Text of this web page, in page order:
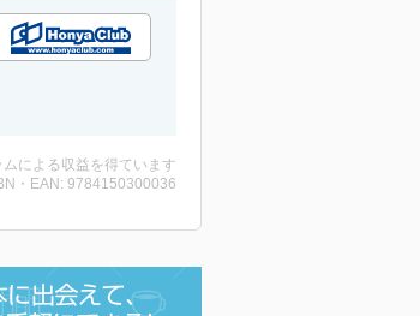
による収益を得ています
・EAN: 9784150300036